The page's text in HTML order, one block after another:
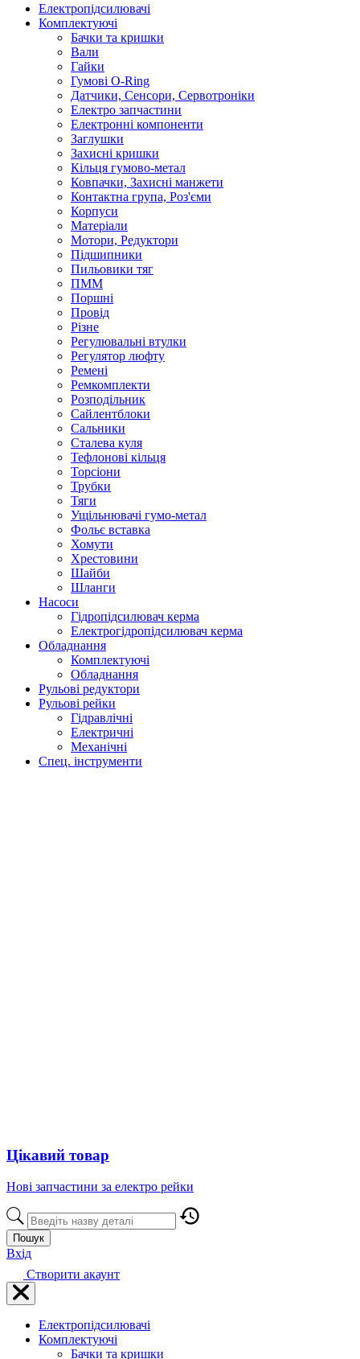
Електропідсилювачі
Комплектуючі
Бачки та кришки
Вали
Гайки
Гумові O-Ring
Датчики, Сенсори, Сервотроніки
Електро запчастини
Електронні компоненти
Заглушки
Захисні кришки
Кільця гумово-метал
Ковпачки, Захисні манжети
Контактна група, Роз'єми
Корпуси
Матеріали
Мотори, Редуктори
Підшипники
Пильовики тяг
ПММ
Поршні
Провід
Різне
Регулювальні втулки
Регулятор люфту
Ремені
Ремкомплекти
Розподільник
Сайлентблоки
Сальники
Сталева куля
Тефлонові кільця
Торсіони
Трубки
Тяги
Ущільнювачі гумо-метал
Фольє вставка
Хомути
Хрестовини
Шайби
Шланги
Насоси
Гідропідсилювач керма
Електрогідропідсилювач керма
Обладнання
Комплектуючі
Обладнання
Рульові редуктори
Рульові рейки
Гідравлічні
Електричні
Механічні
Спец. інструменти
Цікавий товар
Нові запчастини за електро рейки
Пошук
Вхід
Створити акаунт
Електропідсилювачі
Комплектуючі
Бачки та кришки